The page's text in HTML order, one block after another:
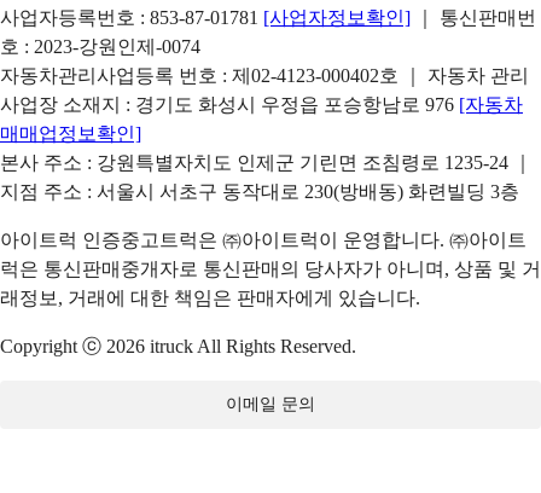
사업자등록번호 : 853-87-01781 [사업자정보확인]
｜ 통신판매번
호 : 2023-강원인제-0074
자동차관리사업등록 번호 : 제02-4123-000402호 ｜ 자동차 관리
사업장 소재지 : 경기도 화성시 우정읍 포승항남로 976 [자동차
매매업정보확인]
본사 주소 : 강원특별자치도 인제군 기린면 조침령로 1235-24 ｜
지점 주소 : 서울시 서초구 동작대로 230(방배동) 화련빌딩 3층
아이트럭 인증중고트럭은 ㈜아이트럭이 운영합니다. ㈜아이트
럭은 통신판매중개자로 통신판매의 당사자가 아니며, 상품 및 거
래정보, 거래에 대한 책임은 판매자에게 있습니다.
Copyright ⓒ 2026 itruck All Rights Reserved.
이메일 문의